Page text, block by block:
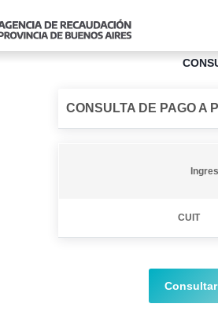
CONSULTA DE PAGO A
CUIT